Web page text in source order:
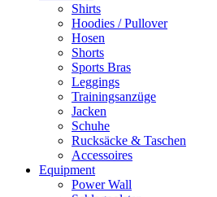
Shirts
Hoodies / Pullover
Hosen
Shorts
Sports Bras
Leggings
Trainingsanzüge
Jacken
Schuhe
Rucksäcke & Taschen
Accessoires
Equipment
Power Wall